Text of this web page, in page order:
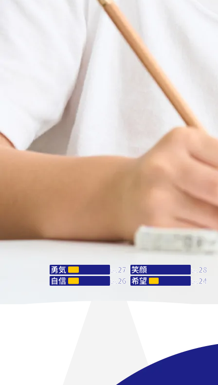
勇気 Lv. 27 笑顔 Lv. 29
自信 Lv. 26 希望 Lv. 24
勇気 Lv. 27 笑顔 Lv. 29
自信 Lv. 25 希望 Lv. 27
勇気 Lv. 38 笑顔 Lv. 32
自信 Lv. 36 希望 Lv. 32